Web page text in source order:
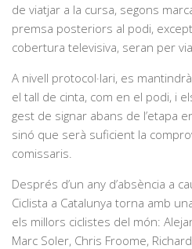
de viatjar a la cursa, segons
premsa posteriors al podi,
cobertura televisiva, seran per
A nivell protocol·lari, es
el tall de cinta, com en el podi, i
gest de signar abans de l’etapa
sinó que serà suficient la
comissaris.
Després d’un any d’absència a
Ciclista a Catalunya torna amb
els millors ciclistes del món:
Marc Soler, Chris Froome,